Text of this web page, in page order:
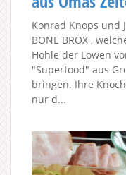
Konrad Knops und
BONE BROX ,
Höhle der Löwen
"Superfood" aus
bringen. Ihre
nur d...